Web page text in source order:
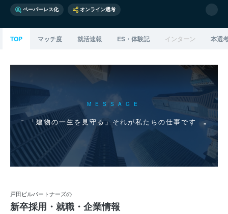
ペーパーレス化 オンライン選考
TOP マッチ度 就活速報 ES・体験記 インターン 本選
MESSAGE
「建物の一生を見守る」それが私たちの仕事です
戸田ビルパートナーズの
新卒採用・就職・企業情報